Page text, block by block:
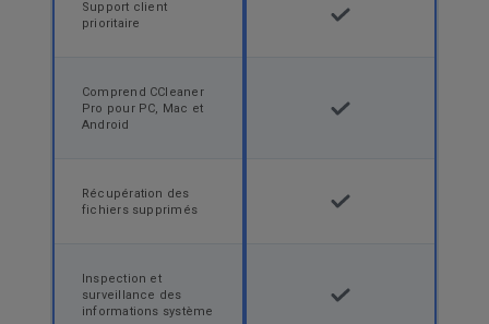
Support client
prioritaire
Comprend CCleaner
Pro pour PC, Mac et
Android
Récupération des
fichiers supprimés
Inspection et
surveillance des
informations système